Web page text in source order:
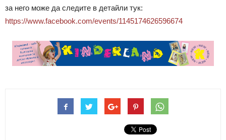
за него може да следите в детайли тук:
https://www.facebook.com/events/1145174626596674